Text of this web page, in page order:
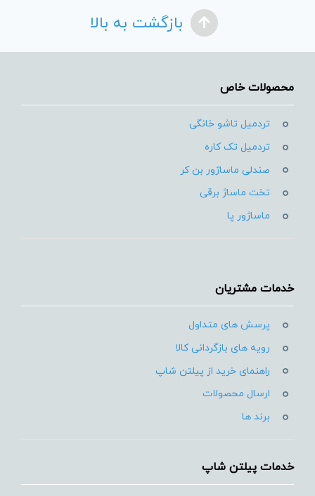
بازگشت به بالا
محصولات خاص
تردمیل تاشو خانگی
تردمیل تک کاره
صندلی ماساژور بن کر
تخت ماساژ برقی
ماساژور پا
خدمات مشتریان
پرسش های متداول
رویه های بازگردانی کالا
راهنمای خرید از پیلتن شاپ
ارسال محصولات
برند ها
خدمات پیلتن شاپ